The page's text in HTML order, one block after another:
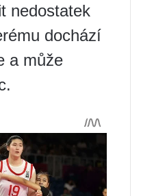
nedostatek
dochází
a může